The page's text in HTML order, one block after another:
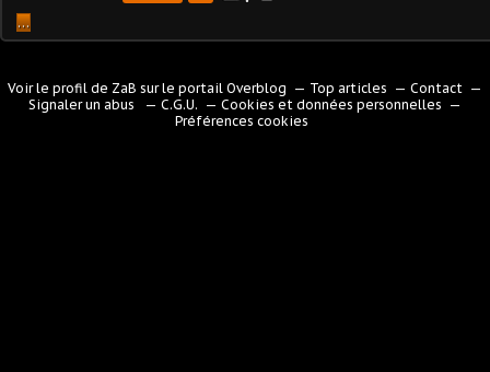
…
Voir le profil de ZaB sur le portail Overblog Top articles
Contact
Signaler un abus
C.G.U.
Cookies et données personnelles
Préférences cookies